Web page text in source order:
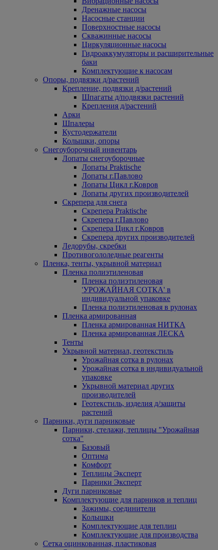
Дренажные насосы
Насосные станции
Поверхностные насосы
Скважинные насосы
Циркуляционные насосы
Гидроаккумуляторы и расширительные
баки
Комплектующие к насосам
Опоры, подвязки д/растений
Крепление, подвязки д/растений
Шпагаты д/подвязки растений
Крепления д/растений
Арки
Шпалеры
Кустодержатели
Колышки, опоры
Снегоуборочный инвентарь
Лопаты снегоуборочные
Лопаты Praktische
Лопаты г.Павлово
Лопаты Цикл г.Ковров
Лопаты других производителей
Скрепера для снега
Скрепера Praktische
Скрепера г.Павлово
Скрепера Цикл г.Ковров
Скрепера других производителей
Ледорубы, скребки
Противогололедные реагенты
Пленка, тенты, укрывной материал
Пленка полиэтиленовая
Пленка полиэтиленовая
'УРОЖАЙНАЯ СОТКА' в
индивидуальной упаковке
Пленка полиэтиленовая в рулонах
Пленка армированная
Пленка армированная НИТКА
Пленка армированная ЛЕСКА
Тенты
Укрывной материал, геотекстиль
Урожайная сотка в рулонах
Урожайная сотка в индивидуальной
упаковке
Укрывной материал других
производителей
Геотекстиль, изделия д/защиты
растений
Парники, дуги парниковые
Парники, стелажи, теплицы "Урожайная
сотка"
Базовый
Оптима
Комфорт
Теплицы Эксперт
Парники Эксперт
Дуги парниковые
Комплектующие для парников и теплиц
Зажимы, соединители
Колышки
Комплектующие для теплиц
Комплектующие для производства
Сетка оцинкованная, пластиковая